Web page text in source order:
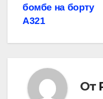
бомбе на борту
А321
От